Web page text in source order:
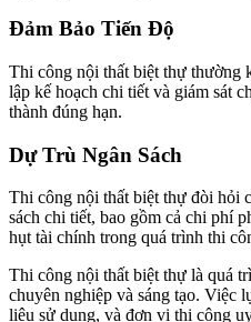
Đảm Bảo Tiến Độ
Thi công nội thất biệt thự thường
lập kế hoạch chi tiết và giám sát
thành đúng hạn.
Dự Trù Ngân Sách
Thi công nội thất biệt thự đòi hỏi
sách chi tiết, bao gồm cả chi phí
hụt tài chính trong quá trình thi
Thi công nội thất biệt thự là quá
chuyên nghiệp và sáng tạo. Việc
liệu sử dụng, và đơn vị thi công